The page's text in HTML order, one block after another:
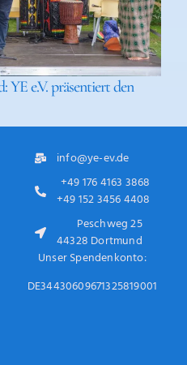
e.V. präsentiert den
info@ye-ev.de
+49 176 4163 3868
+49 152 3456 4408
Peschweg 25
44328 Dortmund
Unser Spendenkonto:
DE34430609671325819001